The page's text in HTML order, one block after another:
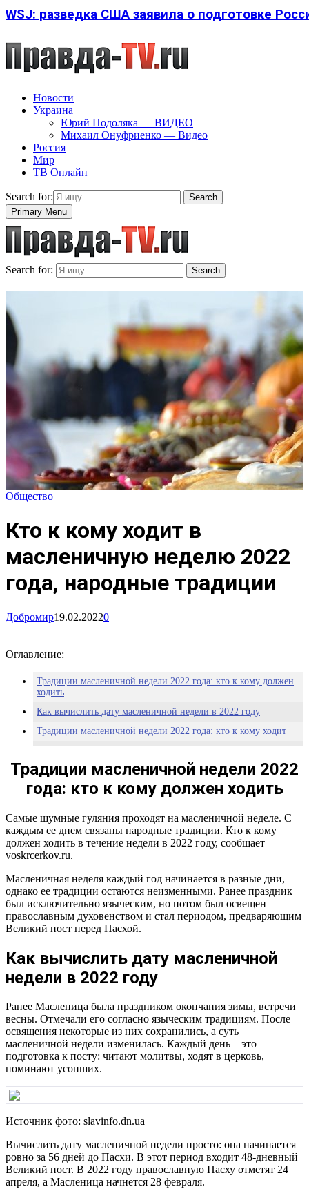
WSJ: разведка США заявила о подготовке
Новости
Украина
Юрий Подоляка — ВИДЕО
Михаил Онуфриенко — Видео
Россия
Мир
ТВ Онлайн
Search for:
Search
Primary Menu
Search for: Search
Общество
Кто к кому ходит в
масленичную неделю 2022
года, народные традиции
Добромир19.02.20220
Оглавление:
Традиции масленичной недели 2022 года: кто к кому должен
ходить
Как вычислить дату масленичной недели в 2022 году
Традиции масленичной недели 2022 года: кто к кому ходит
Традиции масленичной недели 2022
года: кто к кому должен ходить
Самые шумные гуляния проходят на масленичной неделе. С
каждым ее днем связаны народные традиции. Кто к кому
должен ходить в течение недели в 2022 году, сообщает
voskrcerkov.ru.
Масленичная неделя каждый год начинается в разные дни,
однако ее традиции остаются неизменными. Ранее праздник
был исключительно языческим, но потом был освещен
православным духовенством и стал периодом, предваряющим
Великий пост перед Пасхой.
Как вычислить дату масленичной
недели в 2022 году
Ранее Масленица была праздником окончания зимы, встречи
весны. Отмечали его согласно языческим традициям. После
освящения некоторые из них сохранились, а суть
масленичной недели изменилась. Каждый день – это
подготовка к посту: читают молитвы, ходят в церковь,
поминают усопших.
Источник фото: slavinfo.dn.ua
Вычислить дату масленичной недели просто: она начинается
ровно за 56 дней до Пасхи. В этот период входит 48-дневный
Великий пост. В 2022 году православную Пасху отметят 24
апреля, а Масленица начнется 28 февраля.